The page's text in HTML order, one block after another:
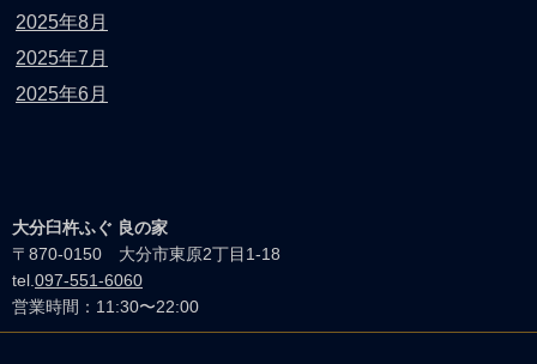
2025年8月
2025年7月
2025年6月
大分臼杵ふぐ 良の家
〒870-0150 大分市東原2丁目1-18
tel. 097-551-6060
営業時間：11:30〜22:00